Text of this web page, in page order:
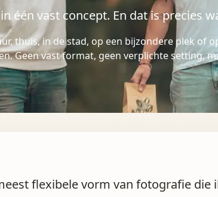
één vast concept. En dat is precies
thuis, in de stad, op een bijzondere plek of
Geen vast format, geen verplichte setting,
flexibele vorm van fotografie die